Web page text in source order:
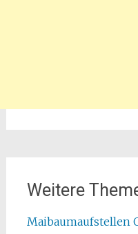
Weitere
Maibaumaufstellen